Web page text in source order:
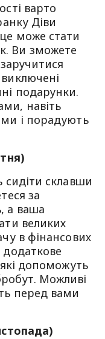
варто
Діви
може стати
Ви зможете
подарунки.
навіть
і порадують
склавши
за
а ваша
великих
в фінансових
допоможуть
Можливі
перед вами